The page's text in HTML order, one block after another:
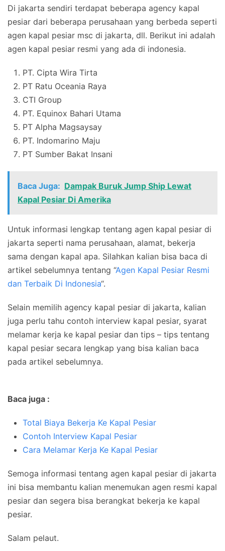
Di jakarta sendiri terdapat beberapa agency kapal
pesiar dari beberapa perusahaan yang berbeda seperti
agen kapal pesiar msc di jakarta, dll. Berikut ini adalah
agen kapal pesiar resmi yang ada di indonesia.
PT. Cipta Wira Tirta
PT Ratu Oceania Raya
CTI Group
PT. Equinox Bahari Utama
PT Alpha Magsaysay
PT. Indomarino Maju
PT Sumber Bakat Insani
Baca Juga: Dampak Buruk Jump Ship Lewat
Kapal Pesiar Di Amerika
Untuk informasi lengkap tentang agen kapal pesiar di
jakarta seperti nama perusahaan, alamat, bekerja
sama dengan kapal apa. Silahkan kalian bisa baca di
artikel sebelumnya tentang “Agen Kapal Pesiar Resmi
dan Terbaik Di Indonesia“.
Selain memilih agency kapal pesiar di jakarta, kalian
juga perlu tahu contoh interview kapal pesiar, syarat
melamar kerja ke kapal pesiar dan tips – tips tentang
kapal pesiar secara lengkap yang bisa kalian baca
pada artikel sebelumnya.
Baca juga :
Total Biaya Bekerja Ke Kapal Pesiar
Contoh Interview Kapal Pesiar
Cara Melamar Kerja Ke Kapal Pesiar
Semoga informasi tentang agen kapal pesiar di jakarta
ini bisa membantu kalian menemukan agen resmi kapal
pesiar dan segera bisa berangkat bekerja ke kapal
pesiar.
Salam pelaut.